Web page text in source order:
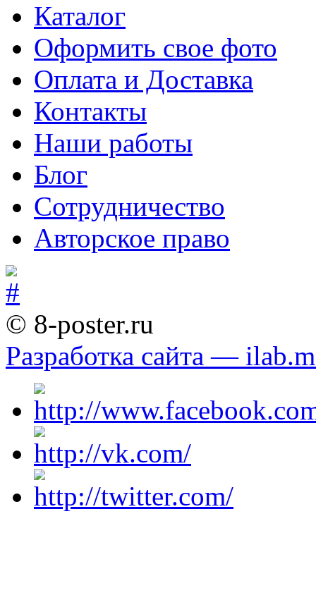
Каталог
Оформить свое фото
Оплата и Доставка
Контакты
Наши работы
Блог
Сотрудничество
Авторское право
© 8-poster.ru
Разработка сайта —